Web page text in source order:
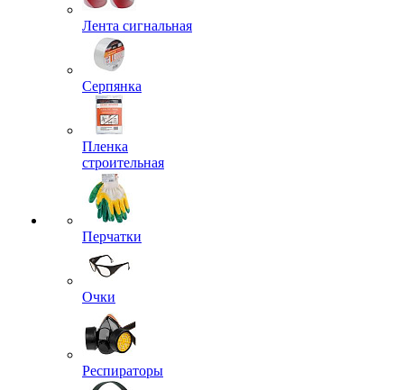
Лента сигнальная
Серпянка
Пленка
строительная
Перчатки
Очки
Респираторы